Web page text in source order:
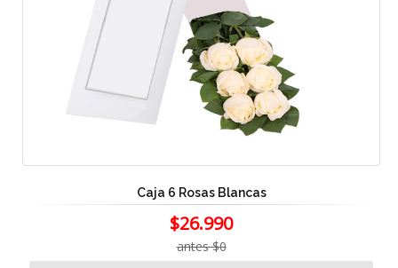
Caja 6 Rosas Blancas
$26.990
antes $0